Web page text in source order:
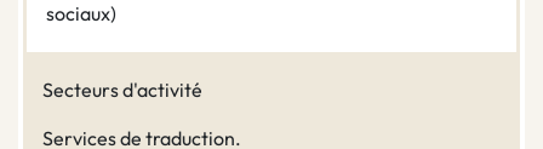
sociaux)
Secteurs d'activité
Services de traduction.